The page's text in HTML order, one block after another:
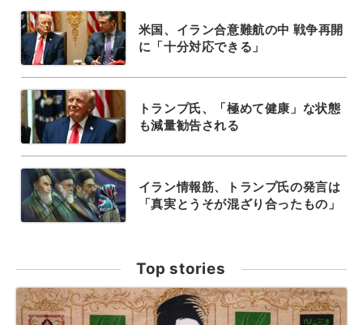
米国、イラン合意難航の中 戦争再開
に「十分対応できる」
トランプ氏、「極めて健康」な状態
も減量勧告される
イラン情報筋、トランプ氏の発言は
「真実とうそが混ざり合ったもの」
Top stories